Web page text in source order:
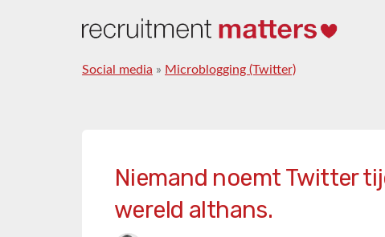
Social media » Microblogging (Twitter)
Niemand noemt Twitter
wereld althans.